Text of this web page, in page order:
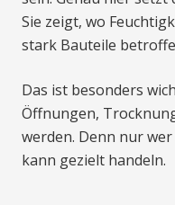
Sie zeigt, wo
stark Bauteile
Das ist besonders
Öffnungen,
werden. Denn nur
kann gezielt handeln.